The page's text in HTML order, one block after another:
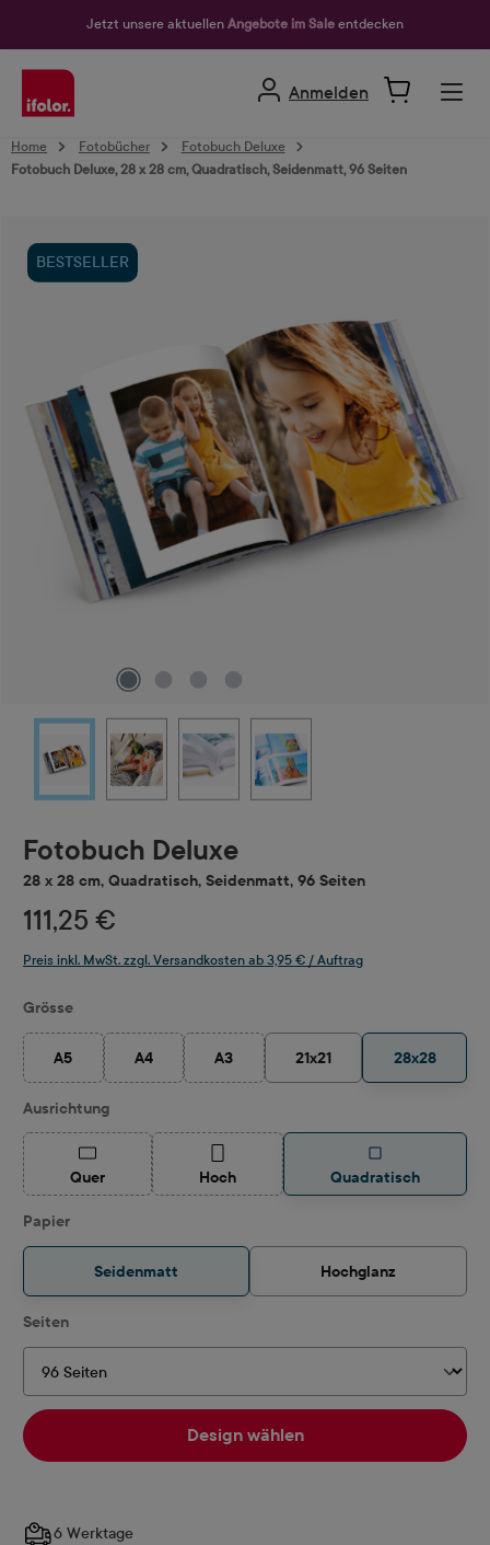
Jetzt unsere aktuellen Angebote im Sale entdecken
Anmelden
Home Fotobücher
Fotobuch Deluxe
Fotobuch Deluxe, 28 x 28 cm, Quadratisch, Seidenmatt, 96 Seiten
BESTSELLER
Fotobuch Deluxe
28 x 28 cm, Quadratisch, Seidenmatt, 96 Seiten
111,25 €
Preis inkl. MwSt. zzgl. Versandkosten ab 3,95 € / Auftrag
Grösseauswählen
A5
(Diese Option ist zurzeit nicht verfügbar.)
A4
(Diese Option ist zurzeit nicht verfügbar.)
A3
(Diese Option ist zurzeit nicht verfügbar.)
21x21 28x28
Ausrichtungauswählen
Quer(Diese Option ist zurzeit nicht verfügbar.)
Hoch(Diese Option ist zurzeit nicht verfügbar.)
Quadratisch
Papierauswählen
Seidenmatt Hochglanz
Seitenauswählen
Design wählen
6 Werktage